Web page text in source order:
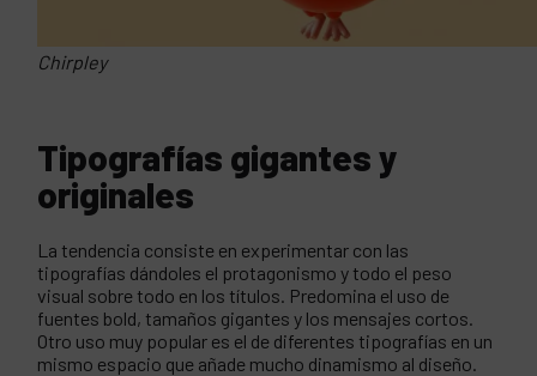
Chirpley
Tipografías gigantes y
originales
La tendencia consiste en experimentar con las
tipografías dándoles el protagonismo y todo el peso
visual sobre todo en los títulos. Predomina el uso de
fuentes bold, tamaños gigantes y los mensajes cortos.
Otro uso muy popular es el de diferentes tipografías en un
mismo espacio que añade mucho dinamismo al diseño.